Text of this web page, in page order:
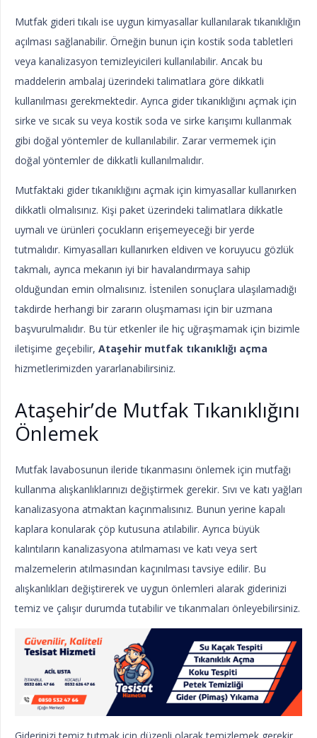
Mutfak gideri tıkalı ise uygun kimyasallar kullanılarak tıkanıklığın
açılması sağlanabilir. Örneğin bunun için kostik soda tabletleri
veya kanalizasyon temizleyicileri kullanılabilir. Ancak bu
maddelerin ambalaj üzerindeki talimatlara göre dikkatli
kullanılması gerekmektedir. Ayrıca gider tıkanıklığını açmak için
sirke ve sıcak su veya kostik soda ve sirke karışımı kullanmak
gibi doğal yöntemler de kullanılabilir. Zarar vermemek için
doğal yöntemler de dikkatli kullanılmalıdır.
Mutfaktaki gider tıkanıklığını açmak için kimyasallar kullanırken
dikkatli olmalısınız. Kişi paket üzerindeki talimatlara dikkatle
uymalı ve ürünleri çocukların erişemeyeceği bir yerde
tutmalıdır. Kimyasalları kullanırken eldiven ve koruyucu gözlük
takmalı, ayrıca mekanın iyi bir havalandırmaya sahip
olduğundan emin olmalısınız. İstenilen sonuçlara ulaşılamadığı
takdirde herhangi bir zararın oluşmaması için bir uzmana
başvurulmalıdır. Bu tür etkenler ile hiç uğraşmamak için bizimle
iletişime geçebilir, Ataşehir mutfak tıkanıklığı açma
hizmetlerimizden yararlanabilirsiniz.
Ataşehir’de Mutfak Tıkanıklığını
Önlemek
Mutfak lavabosunun ileride tıkanmasını önlemek için mutfağı
kullanma alışkanlıklarınızı değiştirmek gerekir. Sıvı ve katı yağları
kanalizasyona atmaktan kaçınmalısınız. Bunun yerine kapalı
kaplara konularak çöp kutusuna atılabilir. Ayrıca büyük
kalıntıların kanalizasyona atılmaması ve katı veya sert
malzemelerin atılmasından kaçınılması tavsiye edilir. Bu
alışkanlıkları değiştirerek ve uygun önlemleri alarak giderinizi
temiz ve çalışır durumda tutabilir ve tıkanmaları önleyebilirsiniz.